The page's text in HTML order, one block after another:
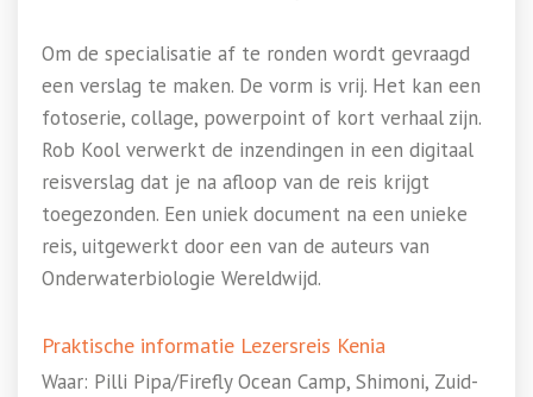
Om de specialisatie af te ronden wordt gevraagd
een verslag te maken. De vorm is vrij. Het kan een
fotoserie, collage, powerpoint of kort verhaal zijn.
Rob Kool verwerkt de inzendingen in een digitaal
reisverslag dat je na afloop van de reis krijgt
toegezonden. Een uniek document na een unieke
reis, uitgewerkt door een van de auteurs van
Onderwaterbiologie Wereldwijd.
Praktische informatie Lezersreis Kenia
Waar: Pilli Pipa/Firefly Ocean Camp, Shimoni, Zuid-